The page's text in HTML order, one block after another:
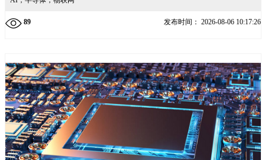
89 发布时间： 2026-08-06 10:17:26